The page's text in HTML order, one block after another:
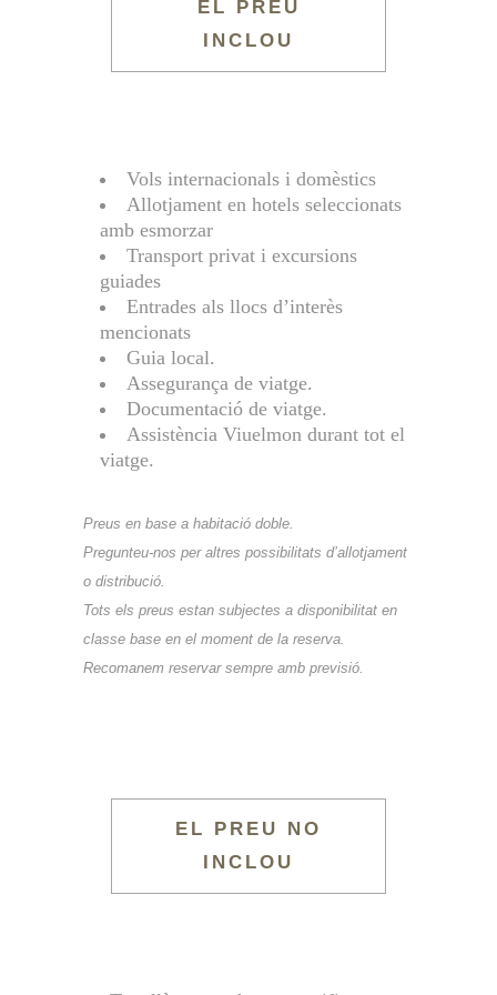
EL PREU
INCLOU
Vols internacionals i domèstics
Allotjament en hotels seleccionats
amb esmorzar
Transport privat i excursions
guiades
Entrades als llocs d’interès
mencionats
Guia local.
Assegurança de viatge.
Documentació de viatge.
Assistència Viuelmon durant tot el
viatge.
Preus en base a habitació doble.
Pregunteu-nos per altres possibilitats d’allotjament
o distribució.
Tots els preus estan subjectes a disponibilitat en
classe base en el moment de la reserva.
Recomanem reservar sempre amb previsió.
EL PREU NO
INCLOU